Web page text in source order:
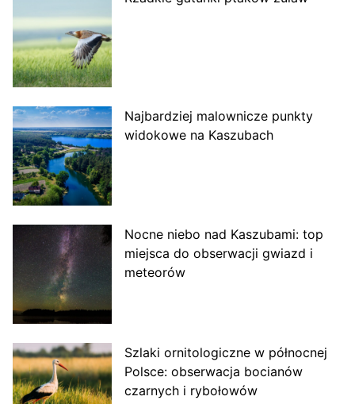
Najbardziej malownicze punkty
widokowe na Kaszubach
Nocne niebo nad Kaszubami: top
miejsca do obserwacji gwiazd i
meteorów
Szlaki ornitologiczne w północnej
Polsce: obserwacja bocianów
czarnych i rybołowów